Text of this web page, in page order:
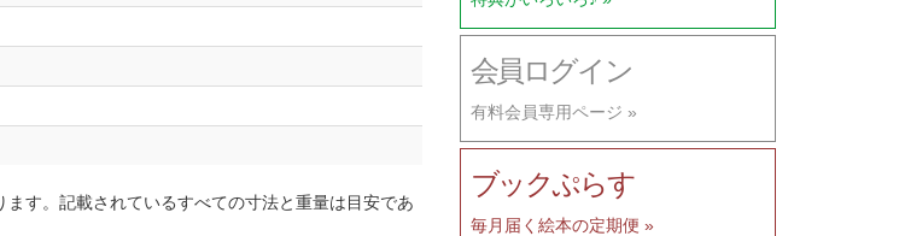
す。記載されているすべての寸法と重量は目安であ
会員ログイン
有料会員専用ページ »
ブックぷらす
毎月届く絵本の定期便 »